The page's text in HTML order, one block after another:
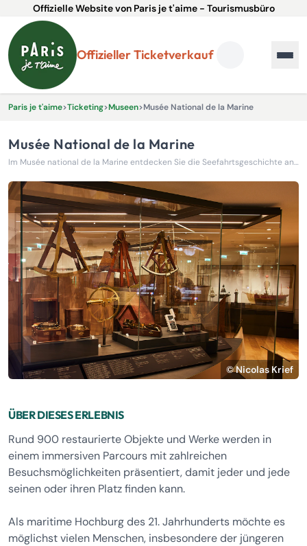
Offizielle Website von Paris je t'aime - Tourismusbüro
Offizieller Ticketverkauf
Paris je t'aime>Ticketing>Museen>Musée National de la Marine
Musée National de la Marine
Im Musée national de la Marine entdecken Sie die Seefahrtsgeschichte anhand von Schiffsmodellen, Kunstwerken und historischen Objekten.
© Nicolas Krief
ÜBER DIESES ERLEBNIS
Rund 900 restaurierte Objekte und Werke werden in
einem immersiven Parcours mit zahlreichen
Besuchsmöglichkeiten präsentiert, damit jeder und jede
seinen oder ihren Platz finden kann.
Als maritime Hochburg des 21. Jahrhunderts möchte es
möglichst vielen Menschen, insbesondere der jüngeren